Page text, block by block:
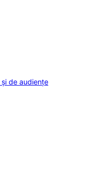
de audiențe